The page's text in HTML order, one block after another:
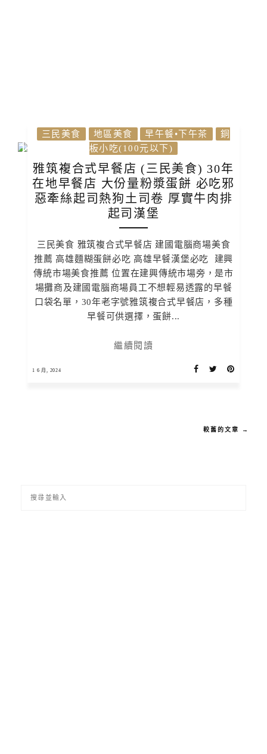
三民美食 地區美食 早午餐•下午茶
銅
板小吃(100元以下)
雅筑複合式早餐店 (三民美食) 30年
在地早餐店 大份量粉漿蛋餅 必吃邪
惡牽絲起司熱狗土司卷 厚實牛肉排
起司漢堡
三民美食 雅筑複合式早餐店 建國電腦商場美食
推薦 高雄麵糊蛋餅必吃 高雄早餐漢堡必吃 建興
傳統市場美食推薦 位置在建興傳統市場旁，是市
場攤商及建國電腦商場員工不想輕易透露的早餐
口袋名單，30年老字號雅筑複合式早餐店，多種
早餐可供選擇，蛋餅...
繼續閱讀
1 6 月, 2024
較舊的文章 →